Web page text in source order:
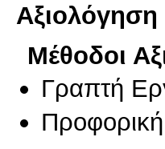
Μέθοδοι
Γραπτή